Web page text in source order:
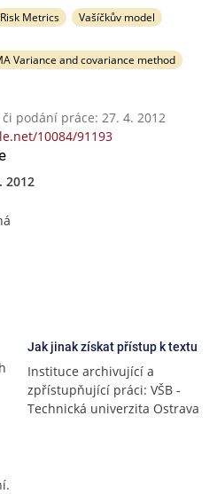
Risk Metrics
Vašíčkův model
Variance and covariance method
podání práce: 27. 4. 2012
10084/91193
2012
Jak jinak získat přístup k textu
Instituce archivující a
zpřístupňující práci: VŠB -
Technická univerzita Ostrava